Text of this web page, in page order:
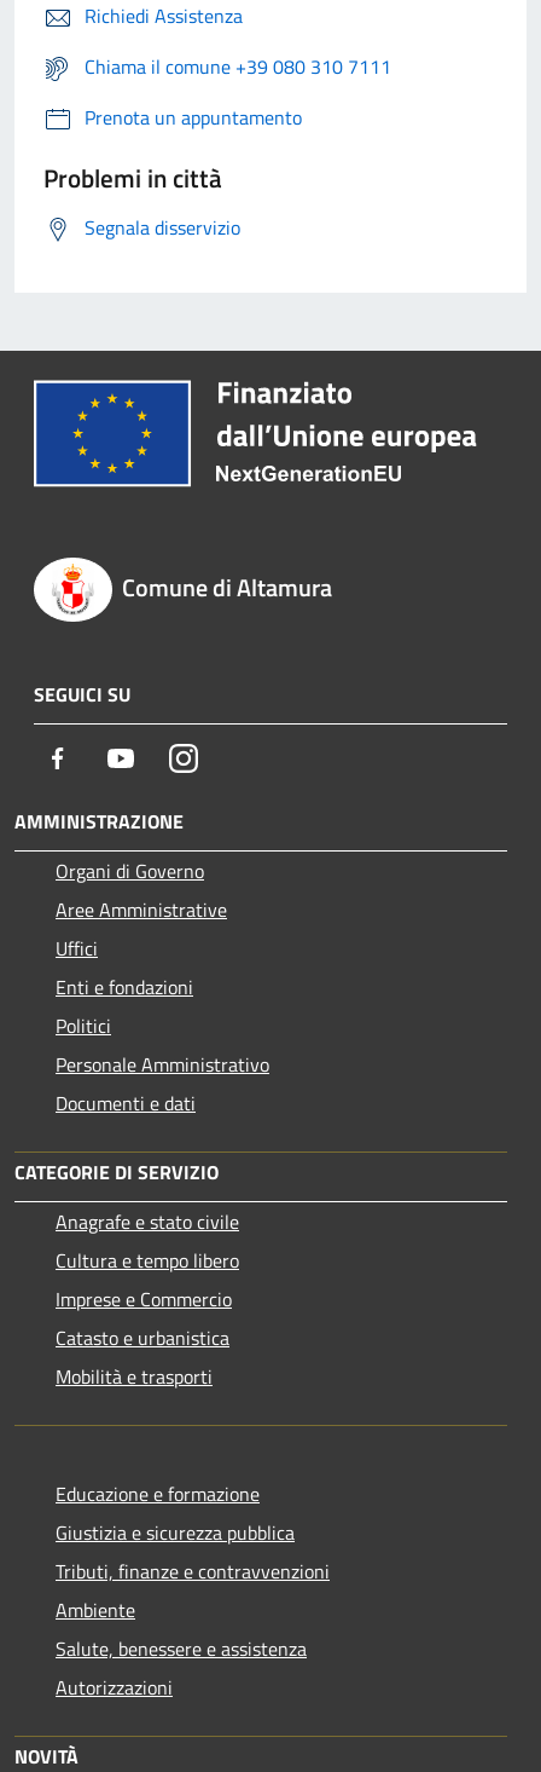
Richiedi Assistenza
Chiama il comune +39 080 310 7111
Prenota un appuntamento
Problemi in città
Segnala disservizio
Comune di Altamura
SEGUICI SU
Facebook YoutubeInstagram
AMMINISTRAZIONE
Organi di Governo
Aree Amministrative
Uffici
Enti e fondazioni
Politici
Personale Amministrativo
Documenti e dati
CATEGORIE DI SERVIZIO
Anagrafe e stato civile
Cultura e tempo libero
Imprese e Commercio
Catasto e urbanistica
Mobilità e trasporti
Educazione e formazione
Giustizia e sicurezza pubblica
Tributi, finanze e contravvenzioni
Ambiente
Salute, benessere e assistenza
Autorizzazioni
NOVITÀ